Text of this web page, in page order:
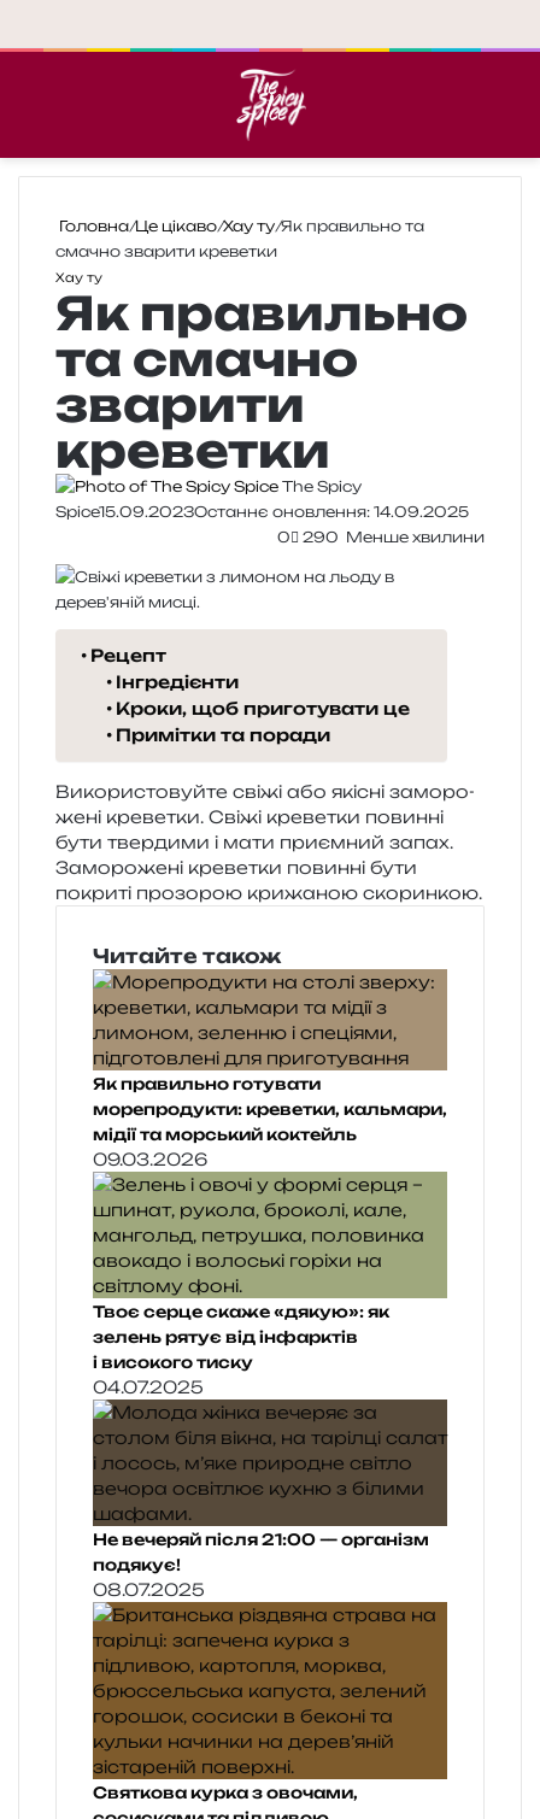
Головна/Це цікаво/Хау ту/Як правильно та
смачно зварити креветки
Хау ту
Як правильно
та смачно
зварити
креветки
The Spicy
Spice15.09.2023Останнє оновлення: 14.09.2025
0
290 Менше хвилини
Рецепт
Інгредієнти
Кроки, щоб приготувати це
Примітки та поради
Використовуйте свіжі або які­сні замо­ро­
же­ні кре­ве­тки. Свіжі кре­ве­тки повин­ні
бути твер­ди­ми і мати при­єм­ний запах.
Заморожені кре­ве­тки повин­ні бути
покри­ті про­зо­рою кри­жа­ною скоринкою.
Читайте також
Як правильно готувати
морепродукти: креветки, кальмари,
мідії та морський коктейль
09.03.2026
Твоє серце скаже «дякую»: як
зелень рятує від інфарктів
і високого тиску
04.07.2025
Не вечеряй після 21:00 — організм
подякує!
08.07.2025
Святкова курка з овочами,